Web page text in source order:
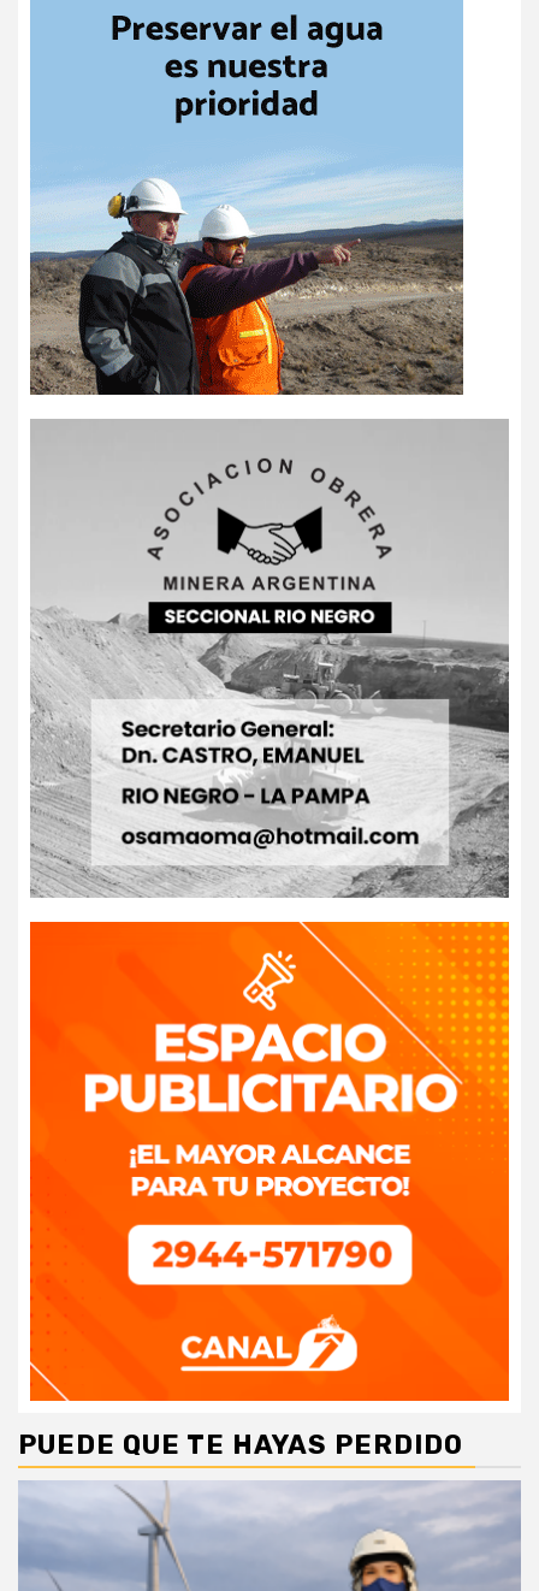
PUEDE QUE TE HAYAS PERDIDO